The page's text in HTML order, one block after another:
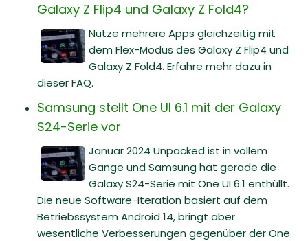
Galaxy Z Flip4 und Galaxy Z Fold4?
Nutze mehrere Apps gleichzeitig mit
dem Flex-Modus des Galaxy Z Flip4 und
Galaxy Z Fold4. Erfahre mehr dazu in
dieser FAQ.
Samsung stellt One UI 6.1 mit der Galaxy
S24-Serie vor
Januar 2024 Unpacked ist in vollem
Gange und Samsung hat gerade die
Galaxy S24-Serie mit One UI 6.1 enthüllt.
Die neue Software-Iteration basiert auf dem
Betriebssystem Android 14, bringt aber
wesentliche Verbesserungen gegenüber der One